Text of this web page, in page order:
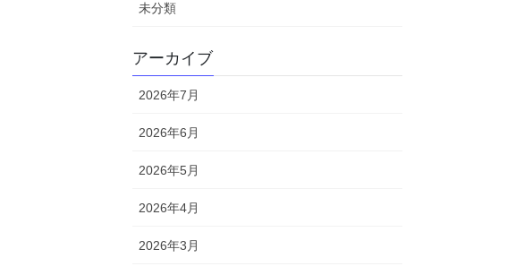
未分類
アーカイブ
2026年7月
2026年6月
2026年5月
2026年4月
2026年3月